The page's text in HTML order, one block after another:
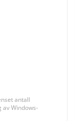
antall
Windows-